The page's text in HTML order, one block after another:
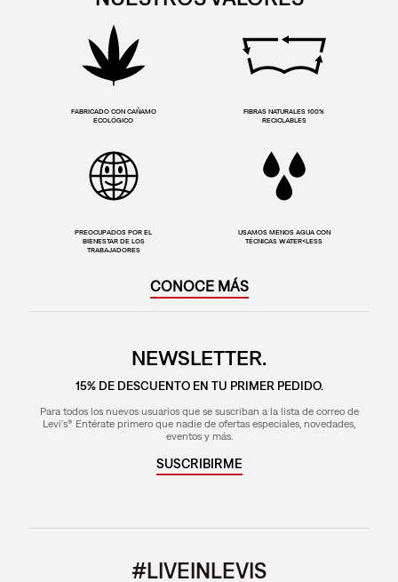
FABRICADO CON CAÑAMO
ECOLÓGICO
FIBRAS NATURALES 100%
RECICLABLES
PREOCUPADOS POR EL
BIENESTAR DE LOS
TRABAJADORES
USAMOS MENOS AGUA CON
TÉCNICAS WATER<LESS
CONOCE MÁS
NEWSLETTER.
15% DE DESCUENTO EN TU PRIMER PEDIDO.
Para todos los nuevos usuarios que se suscriban a la lista de correo de
Levi's® Entérate primero que nadie de ofertas especiales, novedades,
eventos y más.
SUSCRIBIRME
#LIVEINLEVIS